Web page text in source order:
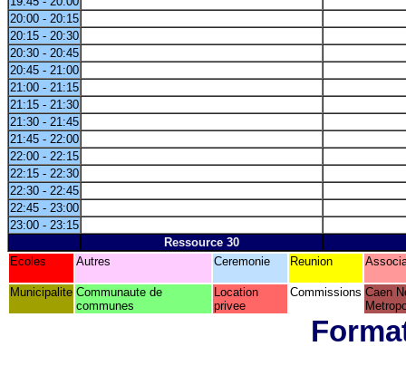
20:00 - 20:15
20:15 - 20:30
20:30 - 20:45
20:45 - 21:00
21:00 - 21:15
21:15 - 21:30
21:30 - 21:45
21:45 - 22:00
22:00 - 22:15
22:15 - 22:30
22:30 - 22:45
22:45 - 23:00
23:00 - 23:15
Ressource 30
Ecoles
Autres Ceremonie Reunion
Municipalite Communaute de
communes
Location
privee
Commissions Caen